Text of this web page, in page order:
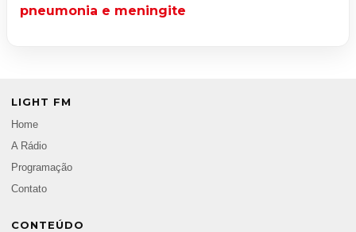
pneumonia e meningite
LIGHT FM
Home
A Rádio
Programação
Contato
CONTEÚDO